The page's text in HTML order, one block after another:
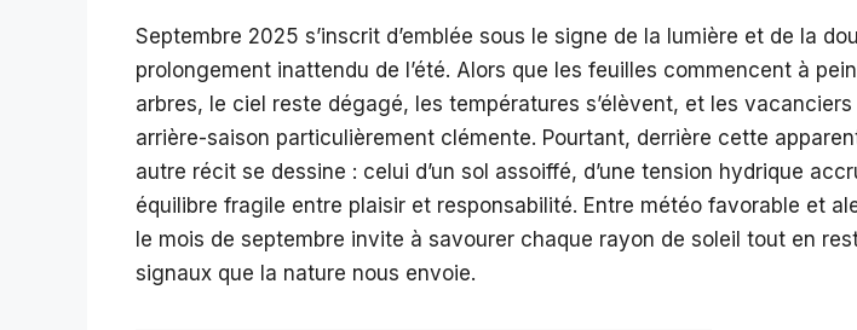
Septembre 2025 s’inscrit d’emblée sous le signe de la lumière et de la
prolongement inattendu de l’été. Alors que les feuilles commencent à
arbres, le ciel reste dégagé, les températures s’élèvent, et les vacanciers
arrière-saison particulièrement clémente. Pourtant, derrière cette
autre récit se dessine : celui d’un sol assoiffé, d’une tension hydrique
équilibre fragile entre plaisir et responsabilité. Entre météo favorable et
le mois de septembre invite à savourer chaque rayon de soleil tout en
signaux que la nature nous envoie.